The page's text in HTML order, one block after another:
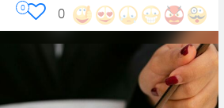
0
0